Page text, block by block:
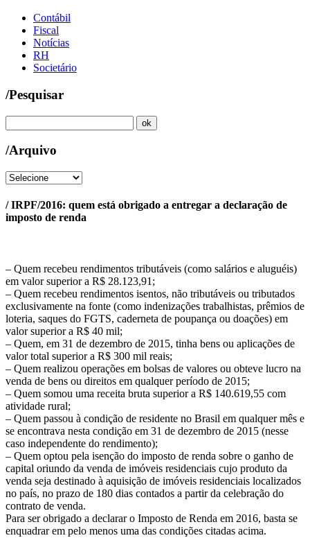
Contábil
Fiscal
Notícias
RH
Societário
/Pesquisar
/Arquivo
/ IRPF/2016: quem está obrigado a entregar a declaração de
imposto de renda
– Quem recebeu rendimentos tributáveis (como salários e aluguéis)
em valor superior a R$ 28.123,91;
– Quem recebeu rendimentos isentos, não tributáveis ou tributados
exclusivamente na fonte (como indenizações trabalhistas, prêmios de
loteria, saques do FGTS, caderneta de poupança ou doações) em
valor superior a R$ 40 mil;
– Quem, em 31 de dezembro de 2015, tinha bens ou aplicações de
valor total superior a R$ 300 mil reais;
– Quem realizou operações em bolsas de valores ou obteve lucro na
venda de bens ou direitos em qualquer período de 2015;
– Quem somou uma receita bruta superior a R$ 140.619,55 com
atividade rural;
– Quem passou à condição de residente no Brasil em qualquer mês e
se encontrava nesta condição em 31 de dezembro de 2015 (nesse
caso independente do rendimento);
– Quem optou pela isenção do imposto de renda sobre o ganho de
capital oriundo da venda de imóveis residenciais cujo produto da
venda seja destinado à aquisição de imóveis residenciais localizados
no país, no prazo de 180 dias contados a partir da celebração do
contrato de venda.
Para ser obrigado a declarar o Imposto de Renda em 2016, basta se
enquadrar em pelo menos uma das condições citadas acima.